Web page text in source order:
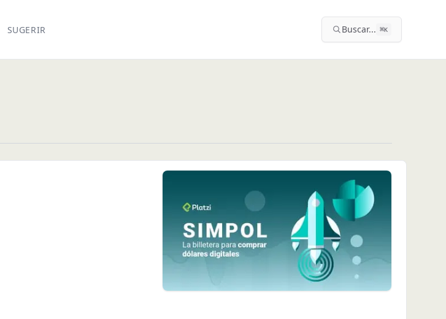
SUGERIR Buscar... ⌘K